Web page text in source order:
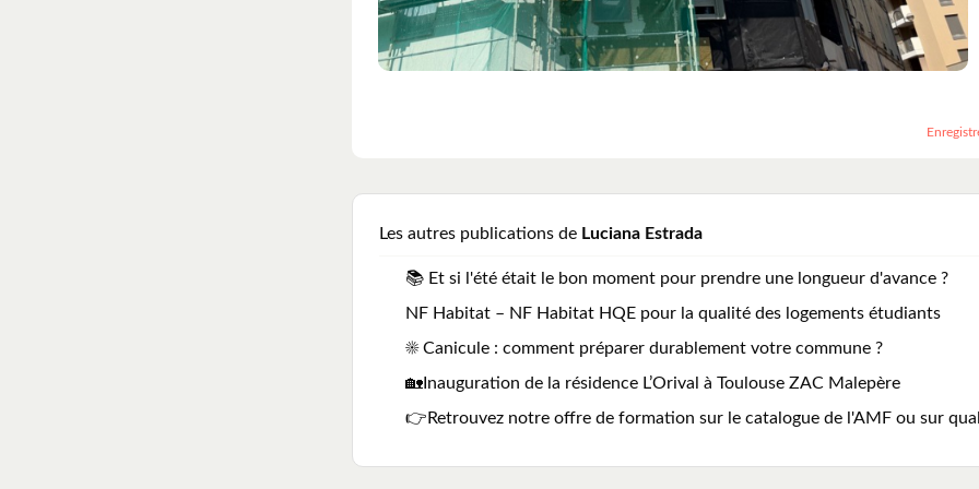
Les autres publications de Luciana Estrada
📚 Et si l'été était le bon moment pour prendre une longueur d'avance ?
NF Habitat – NF Habitat HQE pour la qualité des logements étudiants
☀️ Canicule : comment préparer durablement votre commune ?
🏡Inauguration de la résidence L’Orival à Toulouse ZAC Malepère
👉Retrouvez notre offre de formation sur le catalogue de l'AMF ou sur